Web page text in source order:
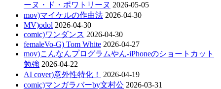
ーヌ・ド・ポワトリーヌ 2026-05-05
mov)マイケルの作曲法 2026-04-30
MV)odol 2026-04-30
comic)ワンダンス 2026-04-30
femaleVo-G) Tom White 2026-04-27
mov)こんなんプログラムやん-iPhoneのショートカット
勉強 2026-04-22
AI cover)意外性特化！
2026-04-19
comic)マンガラバーby文村公 2026-03-31